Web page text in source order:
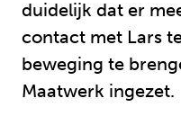
duidelijk dat er
contact met Lars
beweging te
Maatwerk ingezet.